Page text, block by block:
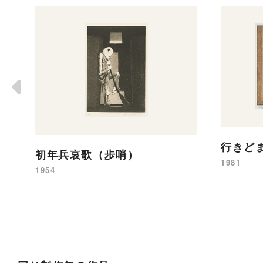
初年兵哀歌（歩哨）
1954
行き
1981